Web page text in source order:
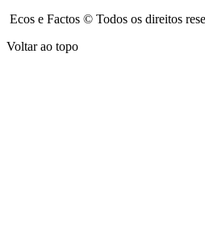
Ecos e Factos © Todos os direitos
Voltar ao topo